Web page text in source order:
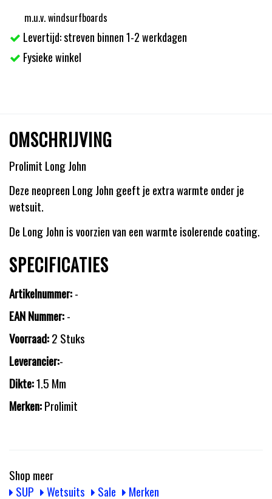
m.u.v. windsurfboards
Levertijd: streven binnen 1-2 werkdagen
Fysieke winkel
OMSCHRIJVING
Prolimit Long John
Deze neopreen Long John geeft je extra warmte onder je
wetsuit.
De Long John is voorzien van een warmte isolerende coating.
SPECIFICATIES
Artikelnummer:-
EAN Nummer:-
Voorraad:2 Stuks
Leverancier:-
Dikte:1.5 Mm
Merken:Prolimit
Shop meer
SUP
Wetsuits Sale Merken